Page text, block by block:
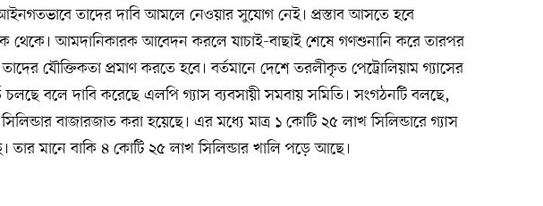
তাদের দাবি আমলে নেওয়ার সুযোগ নেই। প্রস্তাব আসতে হবে
থেকে। আমদানিকারক আবেদন করলে যাচাই-বাছাই শেষে গণশুনানি করে তারপর
তাদের যৌক্তিকতা প্রমাণ করতে হবে। বর্তমানে দেশে তরলীকৃত পেট্রোলিয়াম গ্যাসের
বলে দাবি করেছে এলপি গ্যাস ব্যবসায়ী সমবায় সমিতি। সংগঠনটি বলছে,
বাজারজাত করা হয়েছে। এর মধ্যে মাত্র ১ কোটি ২৫ লাখ সিলিন্ডারে গ্যাস
তার মানে বাকি ৪ কোটি ২৫ লাখ সিলিন্ডার খালি পড়ে আছে।